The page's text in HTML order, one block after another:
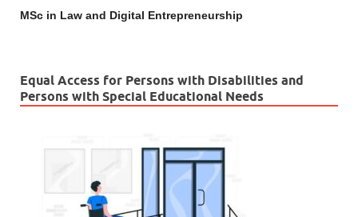
MSc in Law and Digital Entrepreneurship
Equal Access for Persons with Disabilities and
Persons with Special Educational Needs